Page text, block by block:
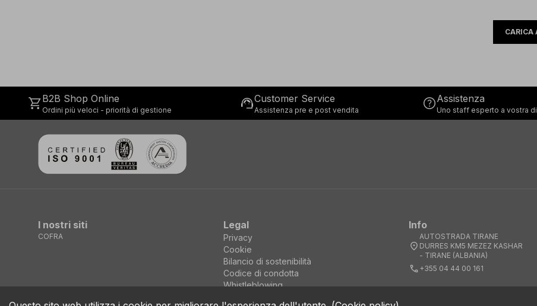
CARICA
shopping_cartB2B Shop Online
Ordini più veloci - priorità di gestione support_agentCustomer Service
Assistenza pre e post vendita helpAssistenza
Uno staff esperto a vostra
I nostri siti
COFRA
Legal
Privacy
Cookie
Bilancio di sostenibilità
Codice di condotta
Whistleblowing
Info
location_on
AUTOSTRADA TIRANE
DURRES KM5 MEZEZ KASHAR
- TIRANE (ALBANIA)
call +355 04 44 00 161